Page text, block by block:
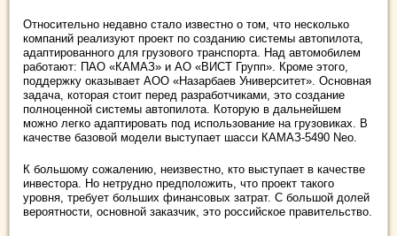
Относительно недавно стало известно о том, что несколько
компаний реализуют проект по созданию системы автопилота,
адаптированного для грузового транспорта. Над автомобилем
работают: ПАО «КАМАЗ» и АО «ВИСТ Групп». Кроме этого,
поддержку оказывает АОО «Назарбаев Университет». Основная
задача, которая стоит перед разработчиками, это создание
полноценной системы автопилота. Которую в дальнейшем
можно легко адаптировать под использование на грузовиках. В
качестве базовой модели выступает шасси КАМАЗ-5490 Neo.
К большому сожалению, неизвестно, кто выступает в качестве
инвестора. Но нетрудно предположить, что проект такого
уровня, требует больших финансовых затрат. С большой долей
вероятности, основной заказчик, это российское правительство.